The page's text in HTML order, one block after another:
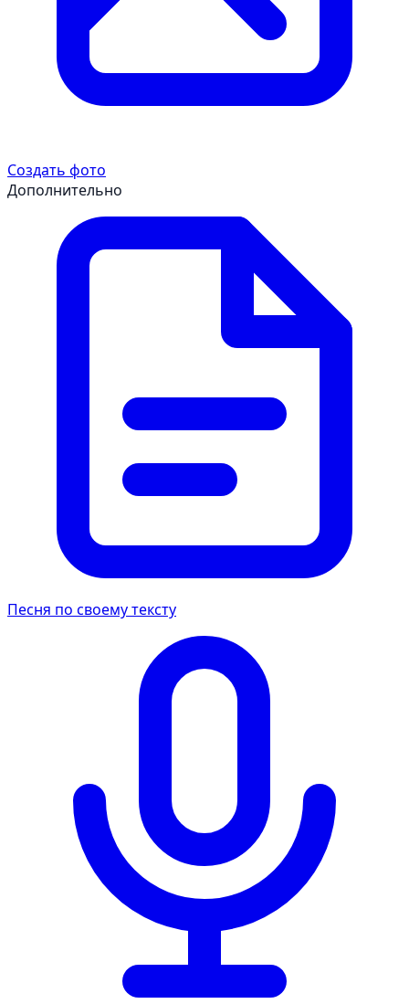
Создать фото
Дополнительно
Песня по своему тексту